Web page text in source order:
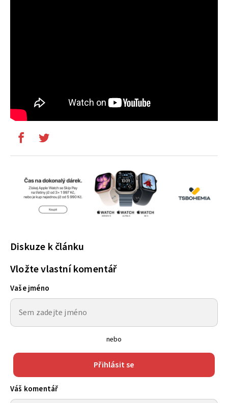
Diskuze k článku
Vložte vlastní komentář
Vaše jméno
nebo
Přihlásit se
Váš komentář